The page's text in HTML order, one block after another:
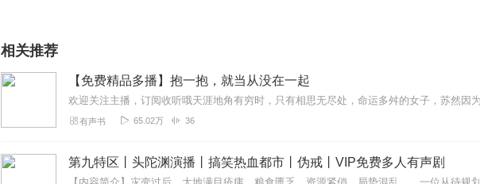
霸王龙i123
单纯的女孩来到繁华的都市，遇见了沉迷纸醉金迷的渣王子，会有什么样的故事呢，很期
制作，追起
相关推荐
【免费精品多播】抱一抱，就当从没在一起
有声书 65.02万 36
第九特区丨头陀渊演播丨搞笑热血都市丨伪戒丨VIP免费多人有声剧